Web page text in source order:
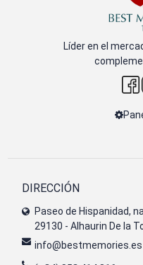
Líder en el
DIRECCIÓN
Paseo de Hispanidad,
29130 - Alhaurin De la
info@bestmemories.es